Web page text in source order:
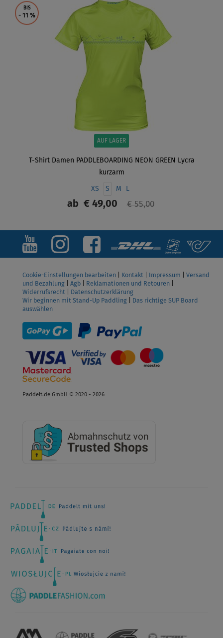
BIS
- 11 %
AUF LAGER
T-Shirt Damen PADDLEBOARDING NEON GREEN Lycra
kurzarm
XS S M L
ab€ 49,00 € 55,00
ANZEIGEN
Cookie-Einstellungen bearbeiten Kontakt Impressum
Versand
und Bezahlung
Agb Reklamationen und Retouren
Widerrufsrecht
Datenschutzerklärung
Wir beginnen mit Stand-Up Paddling
Das richtige SUP Board
auswählen
Paddelt.de GmbH © 2020 - 2026